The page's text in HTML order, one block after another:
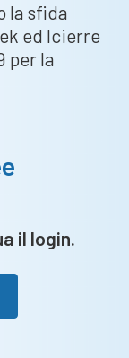
la sfida
ed Icierre
per la
il login.